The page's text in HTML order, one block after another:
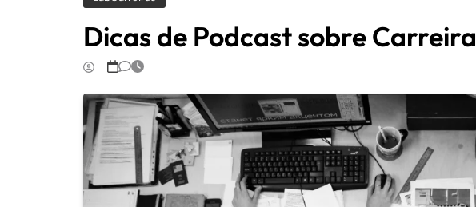
Dicas de Podcast sobre Carreira